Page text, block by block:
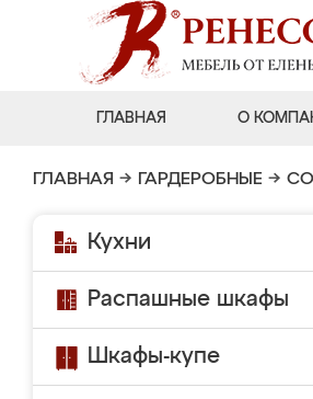
ГЛАВНАЯ О
ГЛАВНАЯ → ГАРДЕРОБНЫЕ →
Кухни
Распашные шкафы
Шкафы-купе